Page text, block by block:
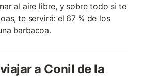
al aire libre, y sobre todo si te
te servirá: el 67 % de los
barbacoa.
a Conil de la